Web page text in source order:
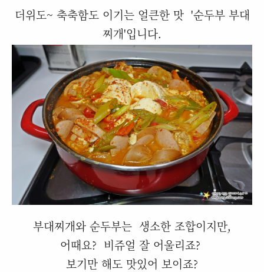
더위도~ 축축함도 이기는 얼큰한 맛 '순두부 부대
찌개'입니다.
부대찌개와 순두부는 생소한 조합이지만,
어때요? 비쥬얼 잘 어울리죠?
보기만 해도 맛있어 보이죠?